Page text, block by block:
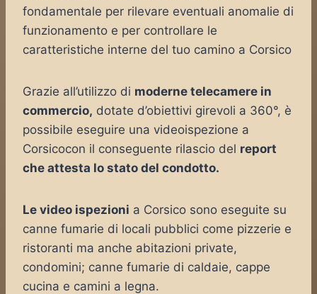
fondamentale per rilevare eventuali anomalie di
funzionamento e per controllare le
caratteristiche interne del tuo camino a Corsico
Grazie all’utilizzo di moderne telecamere in
commercio, dotate d’obiettivi girevoli a 360°, è
possibile eseguire una videoispezione a
Corsicocon il conseguente rilascio del report
che attesta lo stato del condotto.
Le video ispezioni a Corsico sono eseguite su
canne fumarie di locali pubblici come pizzerie e
ristoranti ma anche abitazioni private,
condomini; canne fumarie di caldaie, cappe
cucina e camini a legna.